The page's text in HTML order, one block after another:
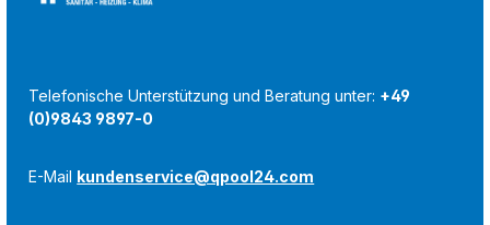
Telefonische Unterstützung und Beratung unter: +49
(0)9843 9897-0
E-Mail kundenservice@qpool24.com